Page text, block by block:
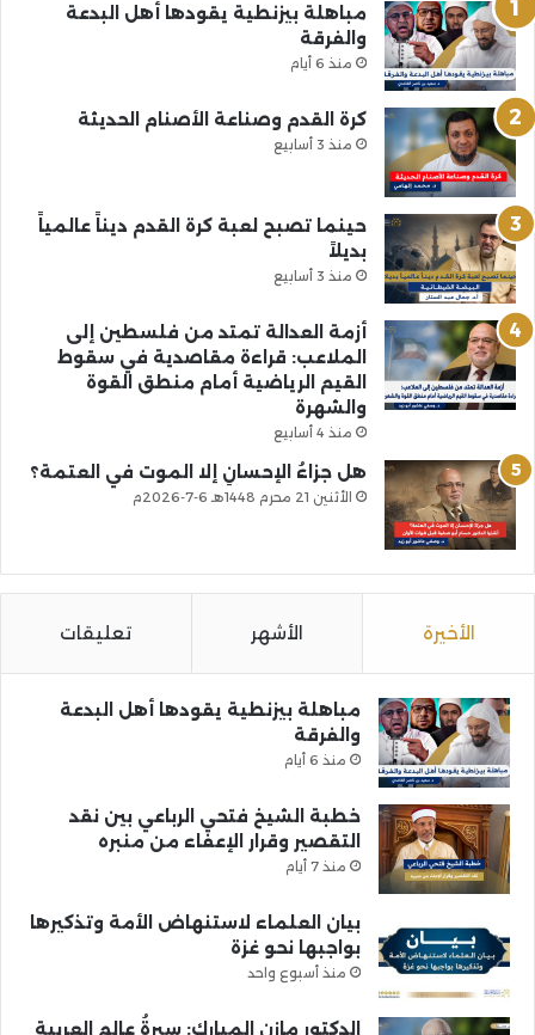
مباهلة بيزنطية يقودها أهل البدعة
والفرقة
منذ 6 أيام
كرة القدم وصناعة الأصنام الحديثة
منذ 3 أسابيع
حينما تصبح لعبة كرة القدم ديناً عالمياً
بديلاً
منذ 3 أسابيع
أزمة العدالة تمتد من فلسطين إلى
الملاعب: قراءة مقاصدية في سقوط
القيم الرياضية أمام منطق القوة
والشهرة
منذ 4 أسابيع
هل جزاءُ الإحسانِ إلا الموت في العتمة؟
الأثنين 21 محرم 1448هـ 6-7-2026م
الأخيرة الأشهر تعليقات
مباهلة بيزنطية يقودها أهل البدعة
والفرقة
منذ 6 أيام
خطبة الشيخ فتحي الرباعي بين نقد
التقصير وقرار الإعفاء من منبره
منذ 7 أيام
بيان العلماء لاستنهاض الأمة وتذكيرها
بواجبها نحو غزة
منذ أسبوع واحد
الدكتور مازن المبارك: سيرةُ عالمِ العربية